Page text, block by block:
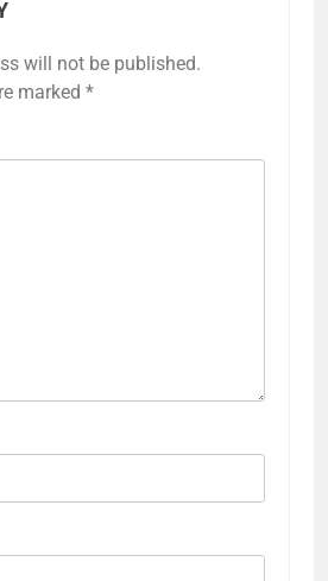
will not be published.
marked *